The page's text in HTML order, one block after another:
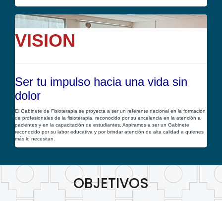
VISION
Ser tu impulso hacia una vida sin
dolor
El Gabinete de Fisioterapia se proyecta a ser un referente nacional en la formación
de profesionales de la fisioterapia, reconocido por su excelencia en la atención a
pacientes y en la capacitación de estudiantes. Aspiramos a ser un Gabinete
reconocido por su labor educativa y por brindar atención de alta calidad a quienes
más lo necesitan.
OBJETIVOS